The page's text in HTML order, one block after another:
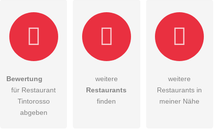
Hiermit akzeptiere ich dieAGB
Die Datenschutzerklärung habe ich zur Kenntnis genommen.
Bewertung
für Restaurant
Tintorosso
abgeben
weitere
Restaurants
finden
weitere
Restaurants in
meiner Nähe